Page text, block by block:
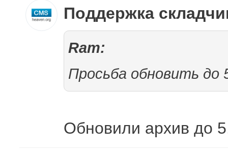
Поддержка
Ram:
Просьба обновить до
Обновили архив до